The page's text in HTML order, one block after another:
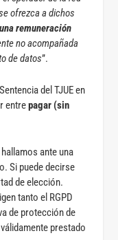
ofrezca a dichos
remuneración
no acompañada
de datos”.
del TJUE en
entrepagar (sin
ante una
Si puede decirse
de elección.
tanto el RGPD
de protección de
prestado